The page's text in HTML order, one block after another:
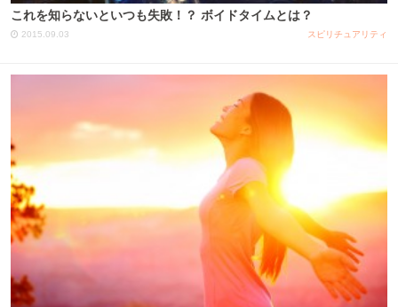
これを知らないといつも失敗！？ ボイドタイムとは？
2015.09.03 スピリチュアリティ